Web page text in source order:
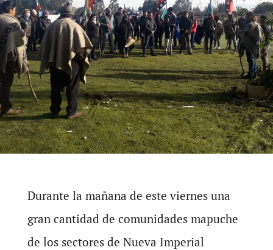
Durante la mañana de este viernes una
gran cantidad de comunidades mapuche
de los sectores de Nueva Imperial